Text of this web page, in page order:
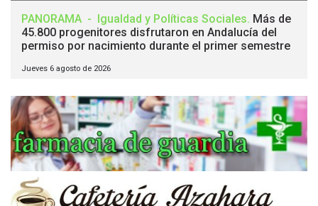
PANORAMA - Igualdad y Políticas Sociales. Más de
45.800 progenitores disfrutaron en Andalucía del
permiso por nacimiento durante el primer semestre
Jueves 6 agosto de 2026